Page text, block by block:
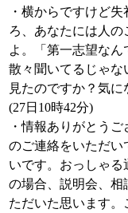
・横からですけど
ろ、あなたには人
よ。「第一志望な
散々聞いてるじゃな
見たのですか？気に
(27日10時42分)
・情報ありがとう
のご連絡をいただい
いです。おっしゃ
の場合、説明会、相
ただいた思います。